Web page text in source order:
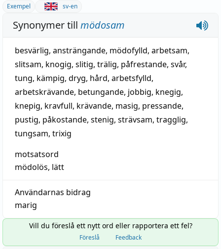
Exempel sv-en
Synonymer till mödosam
besvärlig, ansträngande, mödofylld, arbetsam,
slitsam, knogig, slitig, trälig, påfrestande, svår,
tung, kämpig, dryg, hård, arbetsfylld,
arbetskrävande, betungande, jobbig, knegig,
knepig, kravfull, krävande, masig, pressande,
pustig, påkostande, stenig, strävsam, tragglig,
tungsam, trixig
motsatsord
mödolös, lätt
Användarnas bidrag
marig
Vill du föreslå ett nytt ord eller rapportera ett fel?
Föreslå Feedback